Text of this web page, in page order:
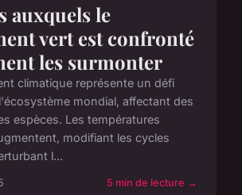
auxquels le
vert est confronté
les surmonter
climatique représente un défi
mondial, affectant des
espèces. Les températures
modifiant les cycles
l...
5 min de lecture →